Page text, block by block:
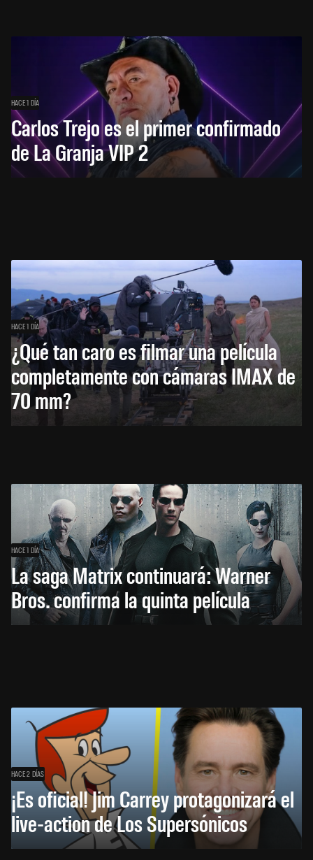
HACE 1 DÍA
Carlos Trejo es el primer confirmado
de La Granja VIP 2
HACE 1 DÍA
¿Qué tan caro es filmar una película
completamente con cámaras IMAX de
70 mm?
HACE 1 DÍA
La saga Matrix continuará: Warner
Bros. confirma la quinta película
HACE 2 DÍAS
¡Es oficial! Jim Carrey protagonizará el
live-action de Los Supersónicos